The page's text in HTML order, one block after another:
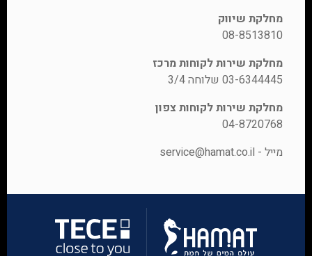
מחלקת שיווק
08-8513810
מחלקת שירות לקוחות מרכז
03-6344445 שלוחה 3/4
מחלקת שירות לקוחות צפון
04-8720768
מייל - service@hamat.co.il